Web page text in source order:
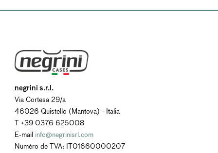
negrini s.r.l.
Via Cortesa 29/a
46026 Quistello (Mantova) - Italia
T +39 0376 625008
E-mail info@negrinisrl.com
Numéro de TVA: IT01660000207